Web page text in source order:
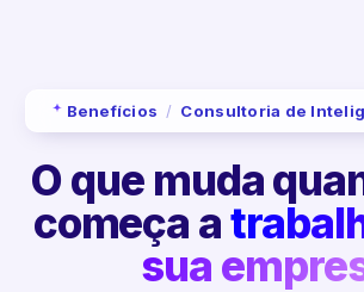
Benefícios / Consultoria de
O que muda
começa a
sua